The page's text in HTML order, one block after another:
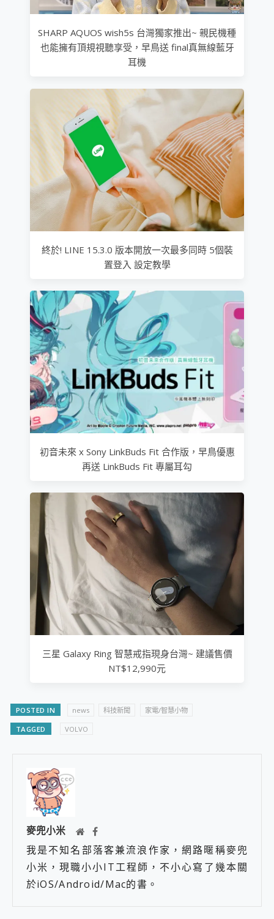
SHARP AQUOS wish5s 台灣獨家推出~ 親民機種
也能擁有頂規視聽享受，早鳥送 final真無線藍牙
耳機
終於! LINE 15.3.0 版本開放一次最多同時 5個裝
置登入 設定教學
初音未來 x Sony LinkBuds Fit 合作版，早鳥優惠
再送 LinkBuds Fit 專屬耳勾
三星 Galaxy Ring 智慧戒指現身台灣~ 建議售價
NT$12,990元
POSTED IN news 科技新聞 家電/智慧小物
TAGGED VOLVO
麥兜小米
我是不知名部落客兼流浪作家，網路暱稱麥兜
小米，現職小小IT工程師，不小心寫了幾本關
於iOS/Android/Mac的書。